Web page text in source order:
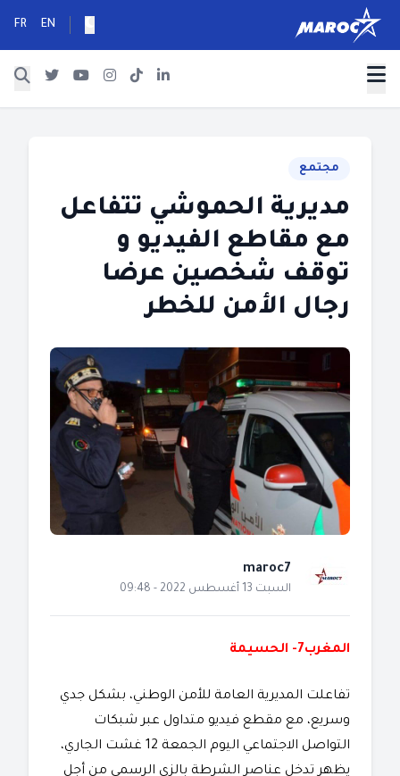
EN
FR
مجتمع
مديرية الحموشي تتفاعل
مع مقاطع الفيديو و
توقف شخصين عرضا
رجال الأمن للخطر
maroc7
السبت 13 أغسطس 2022 - 09:48
المغرب7- الحسيمة
تفاعلت المديرية العامة للأمن الوطني، بشكل جدي
وسريع، مع مقطع فيديو متداول عبر شبكات
التواصل الاجتماعي اليوم الجمعة 12 غشت الجاري،
يظهر تدخل عناصر الشرطة بالزي الرسمي من أجل